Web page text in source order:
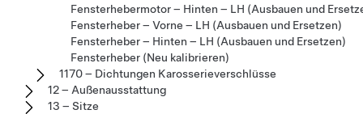
Fensterhebermotor – Hinten – LH (Ausbauen und
Fensterheber – Vorne – LH (Ausbauen und Ersetzen)
Fensterheber – Hinten – LH (Ausbauen und Ersetzen)
Fensterheber (Neu kalibrieren)
1170 – Dichtungen Karosserieverschlüsse
12 – Außenausstattung
13 – Sitze